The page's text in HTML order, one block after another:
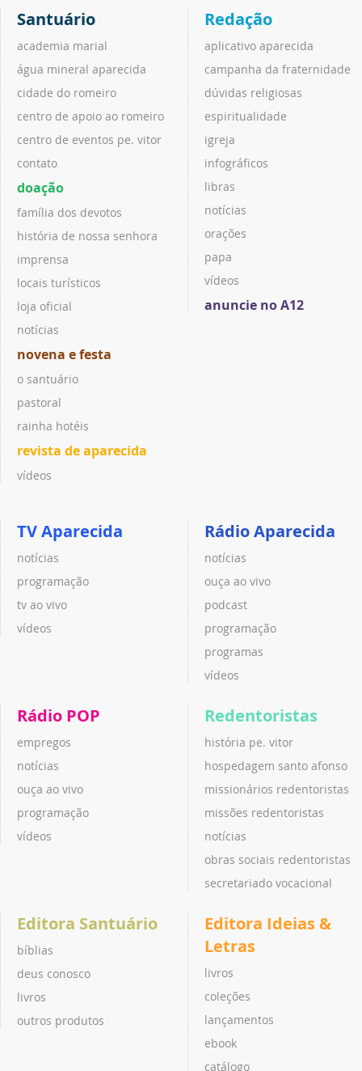
Santuário
academia marial
água mineral aparecida
cidade do romeiro
centro de apoio ao romeiro
centro de eventos pe. vitor
contato
doação
família dos devotos
história de nossa senhora
imprensa
locais turísticos
loja oficial
notícias
novena e festa
o santuário
pastoral
rainha hotéis
revista de aparecida
vídeos
Redação
aplicativo aparecida
campanha da fraternidade
dúvidas religiosas
espiritualidade
igreja
infográficos
libras
notícias
orações
papa
vídeos
anuncie no A12
TV Aparecida
notícias
programação
tv ao vivo
vídeos
Rádio Aparecida
notícias
ouça ao vivo
podcast
programação
programas
vídeos
Rádio POP
empregos
notícias
ouça ao vivo
programação
vídeos
Redentoristas
história pe. vitor
hospedagem santo afonso
missionários redentoristas
missões redentoristas
notícias
obras sociais redentoristas
secretariado vocacional
Editora Santuário
bíblias
deus conosco
livros
outros produtos
Editora Ideias &
Letras
livros
coleções
lançamentos
ebook
catálogo